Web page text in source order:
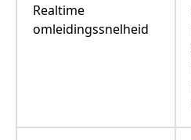
Realtime
omleidingssnelheid